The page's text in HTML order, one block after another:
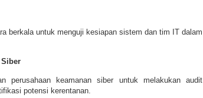
berkala untuk menguji kesiapan sistem dan tim IT dalam
perusahaan keamanan siber untuk melakukan audit
potensi kerentanan.